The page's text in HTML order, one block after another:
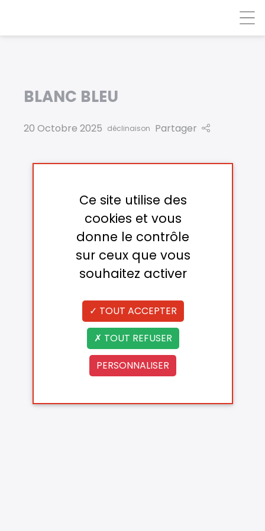
BLANC BLEU
20 Octobre 2025 déclinaison Partager
Ce site utilise des
cookies et vous
donne le contrôle
sur ceux que vous
souhaitez activer
TOUT ACCEPTER
TOUT REFUSER
PERSONNALISER